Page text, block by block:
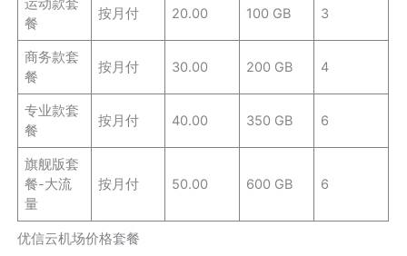
运动款套
餐
按月付 20.00 100 GB 3
商务款套
餐
按月付 30.00 200 GB 4
专业款套
餐
按月付 40.00 350 GB 6
旗舰版套
餐-大流
量
按月付 50.00 600 GB 6
优信云机场价格套餐